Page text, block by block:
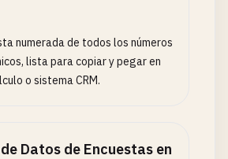
numerada de todos los números
lista para copiar y pegar en
o sistema CRM.
Datos de Encuestas en